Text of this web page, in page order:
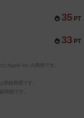
35 PT
33 PT
Apple Inc.の商標です。
録商標です。
商標です。